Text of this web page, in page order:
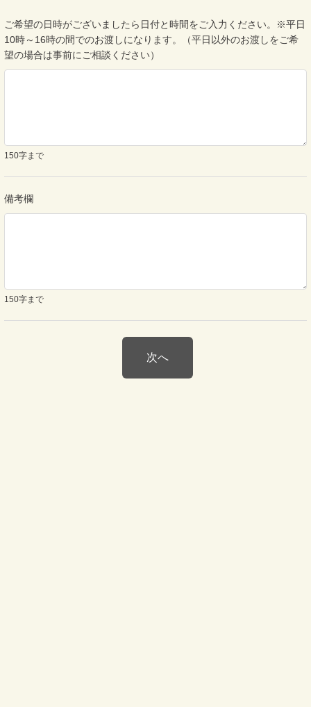
ご希望の日時がございましたら日付と時間をご入力ください。※平日
10時～16時の間でのお渡しになります。（平日以外のお渡しをご希
望の場合は事前にご相談ください）
150字まで
備考欄
150字まで